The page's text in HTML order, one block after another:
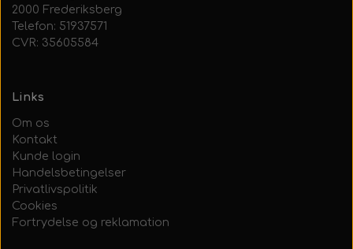
2000 Frederiksberg
Telefon: 51937571
CVR: 35605584
Links
Om os
Kontakt
Kunde login
Handelsbetingelser
Privatlivspolitik
Cookies
Fortrydelse og reklamation